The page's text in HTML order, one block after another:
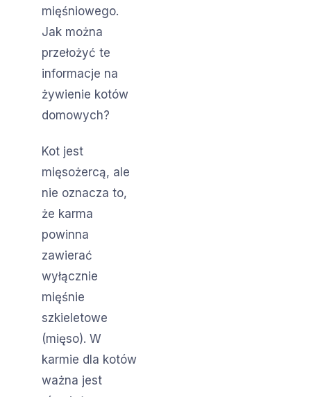
mięśniowego.
Jak można
przełożyć te
informacje na
żywienie kotów
domowych?
Kot jest
mięsożercą, ale
nie oznacza to,
że karma
powinna
zawierać
wyłącznie
mięśnie
szkieletowe
(mięso). W
karmie dla kotów
ważna jest